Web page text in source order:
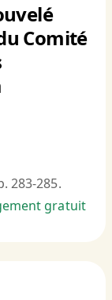
Comité
283-285.
gratuit